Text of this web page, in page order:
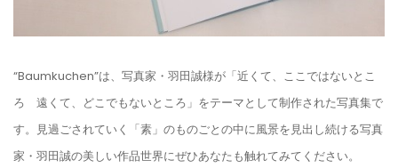
“Baumkuchen”は、写真家・羽田誠様が「近くて、ここではないとこ
ろ 遠くて、どこでもないところ」をテーマとして制作された写真集で
す。見過ごされていく「素」のものごとの中に風景を見出し続ける写真
家・羽田誠の美しい作品世界にぜひあなたも触れてみてください。